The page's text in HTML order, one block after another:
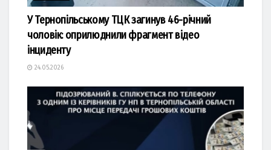
У Тернопільському ТЦК загинув 46-річний
чоловік: оприлюднили фрагмент відео
інциденту
24.05.2026